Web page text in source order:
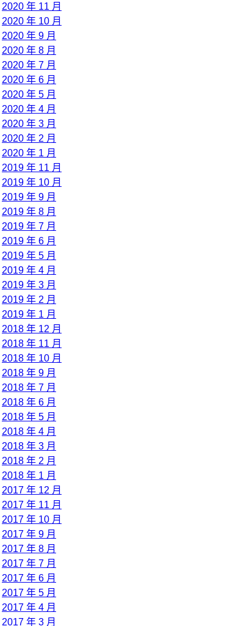
2020 年 11 月
2020 年 10 月
2020 年 9 月
2020 年 8 月
2020 年 7 月
2020 年 6 月
2020 年 5 月
2020 年 4 月
2020 年 3 月
2020 年 2 月
2020 年 1 月
2019 年 11 月
2019 年 10 月
2019 年 9 月
2019 年 8 月
2019 年 7 月
2019 年 6 月
2019 年 5 月
2019 年 4 月
2019 年 3 月
2019 年 2 月
2019 年 1 月
2018 年 12 月
2018 年 11 月
2018 年 10 月
2018 年 9 月
2018 年 7 月
2018 年 6 月
2018 年 5 月
2018 年 4 月
2018 年 3 月
2018 年 2 月
2018 年 1 月
2017 年 12 月
2017 年 11 月
2017 年 10 月
2017 年 9 月
2017 年 8 月
2017 年 7 月
2017 年 6 月
2017 年 5 月
2017 年 4 月
2017 年 3 月